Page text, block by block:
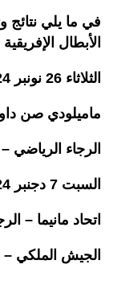
في ما يلي نتائج
الأبطال
الثلاثاء 26 نونبر 2024
ماميلودي صن
الرجاء الرياضي
السبت 7 دجنبر 2024
اتحاد مانيما –
الجيش الملكي –